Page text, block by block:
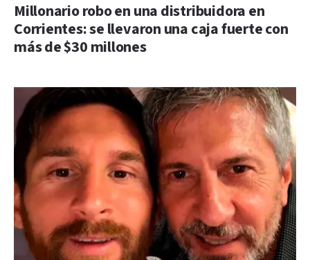
Millonario robo en una distribuidora en
Corrientes: se llevaron una caja fuerte con
más de $30 millones